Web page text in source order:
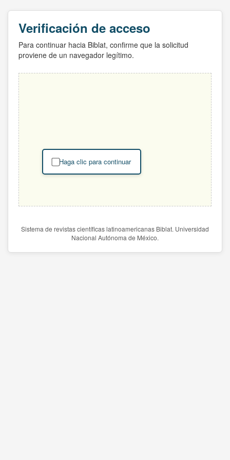
Verificación de acceso
Para continuar hacia Biblat, confirme que la solicitud
proviene de un navegador legítimo.
Haga clic para continuar
Sistema de revistas científicas latinoamericanas Biblat. Universidad
Nacional Autónoma de México.